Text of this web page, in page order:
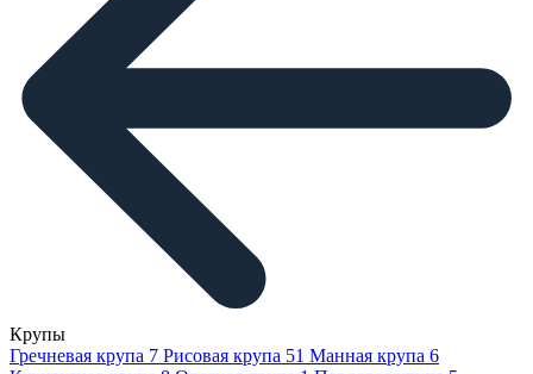
Крупы
Гречневая крупа 7 Рисовая крупа 51 Манная крупа 6